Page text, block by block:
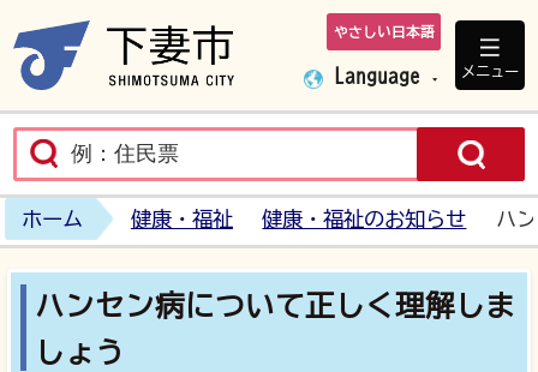
下妻市ホームペ
やさしい日本語
Language メニュー
ホーム 健康・福祉 健康・福祉のお知らせ ハ
ハンセン病について正しく理解しま
しょう